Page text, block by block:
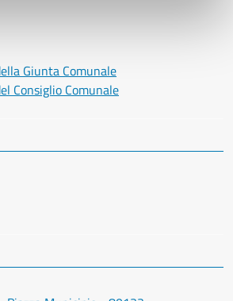
Giunta Comunale
Consiglio Comunale